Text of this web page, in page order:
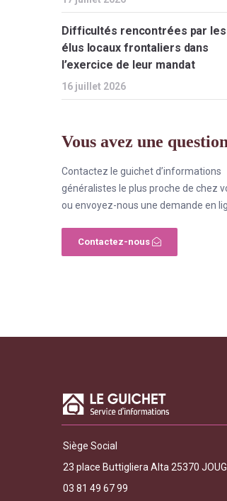
Difficultés rencontrées par les
élus locaux frontaliers dans
l’exercice de leur mandat
16 juillet 2026
Vous avez une
Contactez le guichet d’informations
généralistes le plus proche de chez
ou envoyez-nous une demande en
Contactez-nous
Siège Social
23 place Buttigliera Alta 25370
03 81 49 67 99